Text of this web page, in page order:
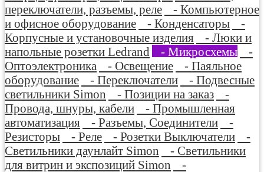
переключатели, разъемы, реле
- Компьютерное
и офисное оборудование
- Конденсаторы
-
Корпусные и установочные изделия
- Люки и
напольные розетки Ledrand
- Микросхемы
-
Оптоэлектроника
- Освещение
- Паяльное
оборудование
- Переключатели
- Подвесные
светильники Simon
- Позиции на заказ
-
Провода, шнуры, кабели
- Промышленная
автоматизация
- Разъемы, Соединители
-
Резисторы
- Реле - Розетки Выключатели
-
Светильники даунлайт Simon
- Светильники
для витрин и экспозиций Simon
-